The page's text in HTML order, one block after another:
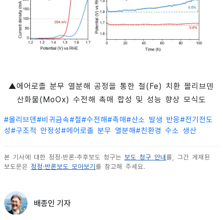
▲에어로졸 분무 열분해 공정을 통한 철(Fe) 치환 몰리브덴
산화물(MoOx) 수전해 촉매 합성 및 성능 향상 모식도
#몰리브덴#비귀금속#철#수전해#촉매#산소 발생 반응#전기전도
성#구조적 안정성#에어로졸 분무 열분해#친환경 수소 생산
본 기사에 대한 정정·반론·추후보도 청구는 보도 청구 안내 를, 그간 게재된
보도문은 정정·반론보도 모아보기 를 참고해 주세요.
배종인 기자